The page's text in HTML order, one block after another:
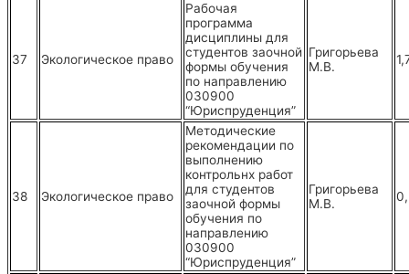
37 Экологическое право
Рабочая
программа
дисциплины для
студентов заочной
формы обучения
по направлению
030900
“Юриспруденция”
Григорьева
М.В.
38 Экологическое право
Методические
рекомендации по
выполнению
контрольнх работ
для студентов
заочной формы
обучения по
направлению
030900
“Юриспруденция”
Григорьева
М.В.